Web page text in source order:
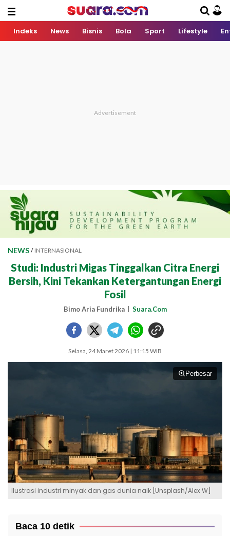
Indeks News Bisnis Bola Sport Lifestyle
NEWS / INTERNASIONAL
Studi: Industri Migas Tinggalkan Citra Energi
Bersih, Kini Tekankan Ketergantungan Energi
Fosil
Bimo Aria Fundrika Suara.Com
Selasa, 24 Maret 2026 | 11:15 WIB
Perbesar
Ilustrasi industri minyak dan gas dunia naik [Unsplash/Alex W]
Baca 10 detik